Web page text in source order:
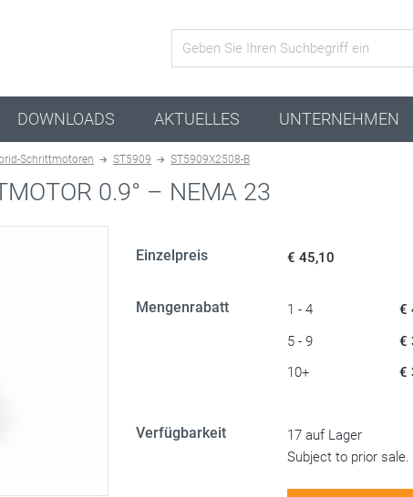
DOWNLOADS AKTUELLES UNTERNEHMEN
Schrittmotoren ST5909 ST5909X2508-B
0.9° – NEMA 23
Einzelpreis € 45,10
Mengenrabatt 1 - 4
€
5 - 9
€
10+
€
Verfügbarkeit
17 auf Lager
Subject to prior sale.